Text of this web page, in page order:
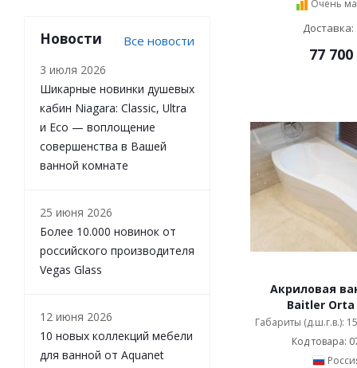
Очень
Доставка:
77 700
Акриловая
Baitler Orta
Габариты (д.ш.г.в.):
Код товара:
Taliente (
Timo (14)
Triton (144)
Vagnerplast (50)
Vannesa (22)
VAYER (38)
Villeroy & Boch (
VitrA (32)
Wachter (36)
Wasserkraft (26)
Акватек (
Akrilan (33)
Alvaro Banos (9)
Appollo ( 42)
Новости Все новости
3 июля 2026
Шикарные новинки душевых
кабин Niagara: Classic, Ultra
и Eco — воплощение
совершенства в Вашей
ванной комнате
25 июня 2026
Более 10.000 новинок от
российского производителя
Vegas Glass
12 июня 2026
10 новых коллекций мебели
для ванной от Aquanet